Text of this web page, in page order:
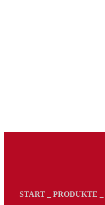
START PRODUKTE